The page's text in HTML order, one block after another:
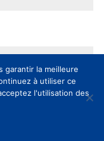
!
garantir la meilleure
à utiliser ce
l'utilisation des